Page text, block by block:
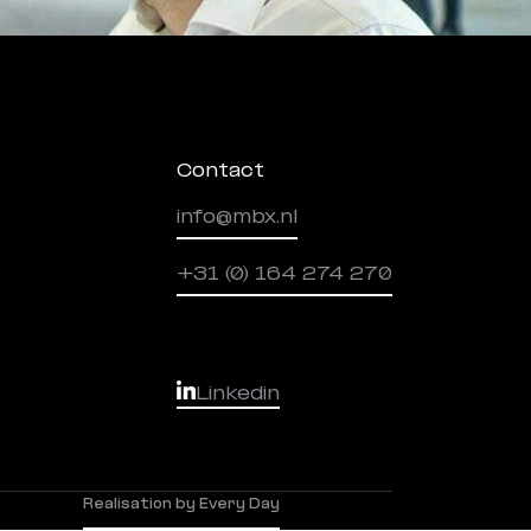
Contact
info@mbx.nl
+31 (0) 164 274 270
Linkedin
Realisation by Every Day